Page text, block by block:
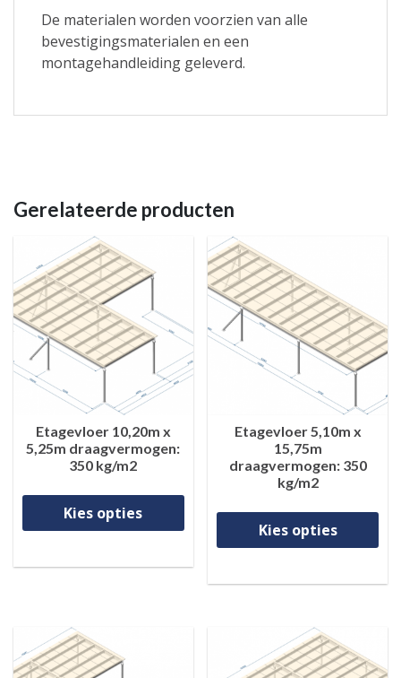
De materialen worden voorzien van alle
bevestigingsmaterialen en een
montagehandleiding geleverd.
Gerelateerde producten
Etagevloer 10,20m x
5,25m draagvermogen:
350 kg/m2
Kies opties
Dit product heeft meerdere
Etagevloer 5,10m x
15,75m
draagvermogen: 350
kg/m2
Kies opties